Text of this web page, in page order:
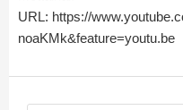
URL: https://
noaKMk&feature=youtu.be